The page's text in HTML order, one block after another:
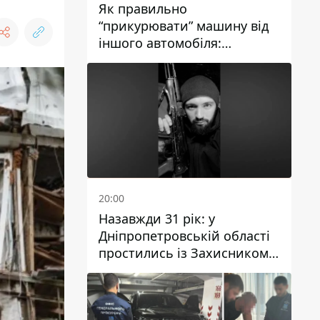
Як правильно
“прикурювати” машину від
іншого автомобіля:
інструкція для водіїв
20:00
Назавжди 31 рік: у
Дніпропетровській області
простились із Захисником
Олександром Рєпіним